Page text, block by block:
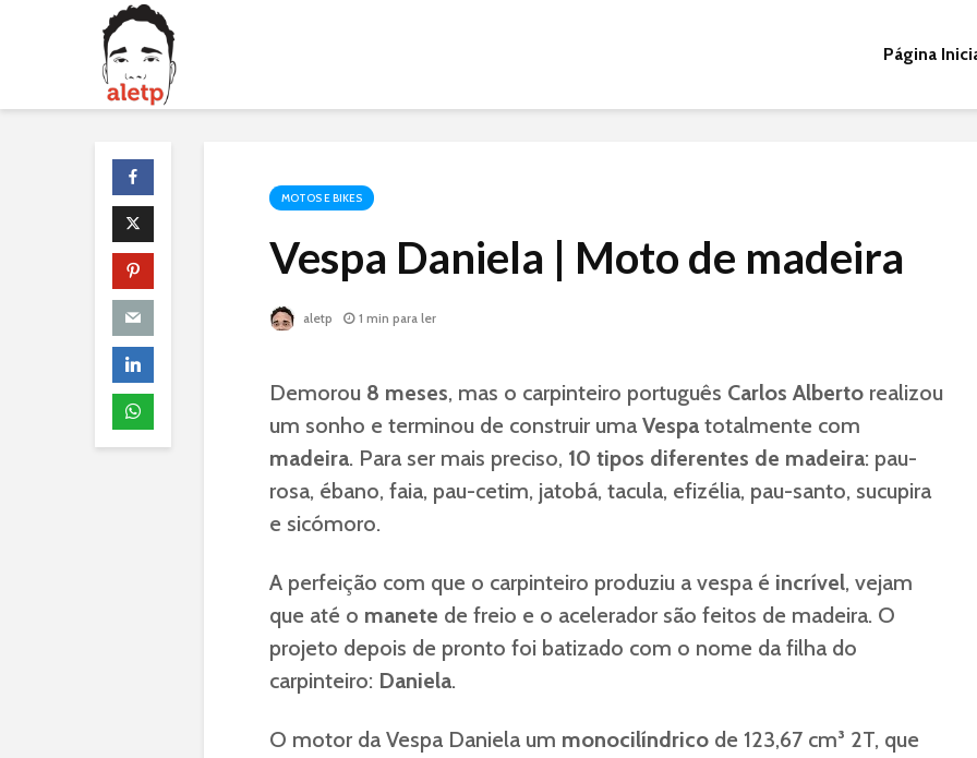
Página
MOTOS E BIKES
Vespa Daniela | Moto de madeira
aletp 1 min para ler
Demorou 8 meses, mas o carpinteiro português Carlos Alberto realizou
um sonho e terminou de construir umaVespa totalmente com
madeira. Para ser mais preciso, 10 tipos diferentes de madeira: pau-
rosa, ébano, faia, pau-cetim, jatobá, tacula, efizélia, pau-santo, sucupira
e sicómoro.
A perfeição com que o carpinteiro produziu a vespa é incrível, vejam
que até o manete de freio e o acelerador são feitos de madeira. O
projeto depois de pronto foi batizado com o nome da filha do
carpinteiro: Daniela.
O motor da Vespa Daniela um monocilíndrico de 123,67 cm³ 2T, que